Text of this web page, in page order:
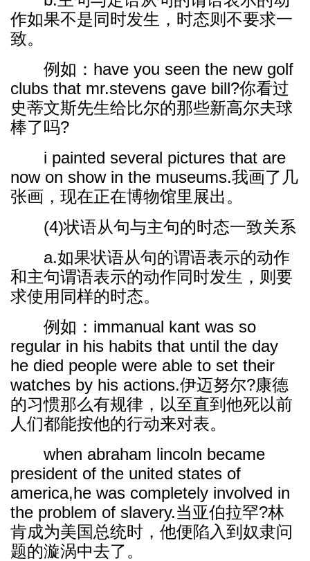
作如果不是同时发生，时态则不要求一
致。
例如：have you seen the new golf
clubs that mr.stevens gave bill?你看过
史蒂文斯先生给比尔的那些新高尔夫球
棒了吗?
i painted several pictures that are
now on show in the museums.我画了几
张画，现在正在博物馆里展出。
(4)状语从句与主句的时态一致关系
a.如果状语从句的谓语表示的动作
和主句谓语表示的动作同时发生，则要
求使用同样的时态。
例如：immanual kant was so
regular in his habits that until the day
he died people were able to set their
watches by his actions.伊迈努尔?康德
的习惯那么有规律，以至直到他死以前
人们都能按他的行动来对表。
when abraham lincoln became
president of the united states of
america,he was completely involved in
the problem of slavery.当亚伯拉罕?林
肯成为美国总统时，他便陷入到奴隶问
题的漩涡中去了。